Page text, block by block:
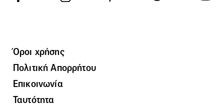
Όροι χρήσης
Πολιτική Απορρήτου
Επικοινωνία
Ταυτότητα